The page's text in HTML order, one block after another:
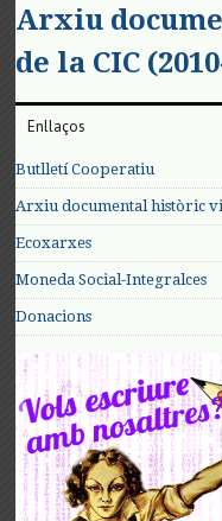
Arxiu
de la CIC
Enllaços
Butlletí Cooperatiu
Arxiu documental històric
Ecoxarxes
Moneda Social-Integralces
Donacions